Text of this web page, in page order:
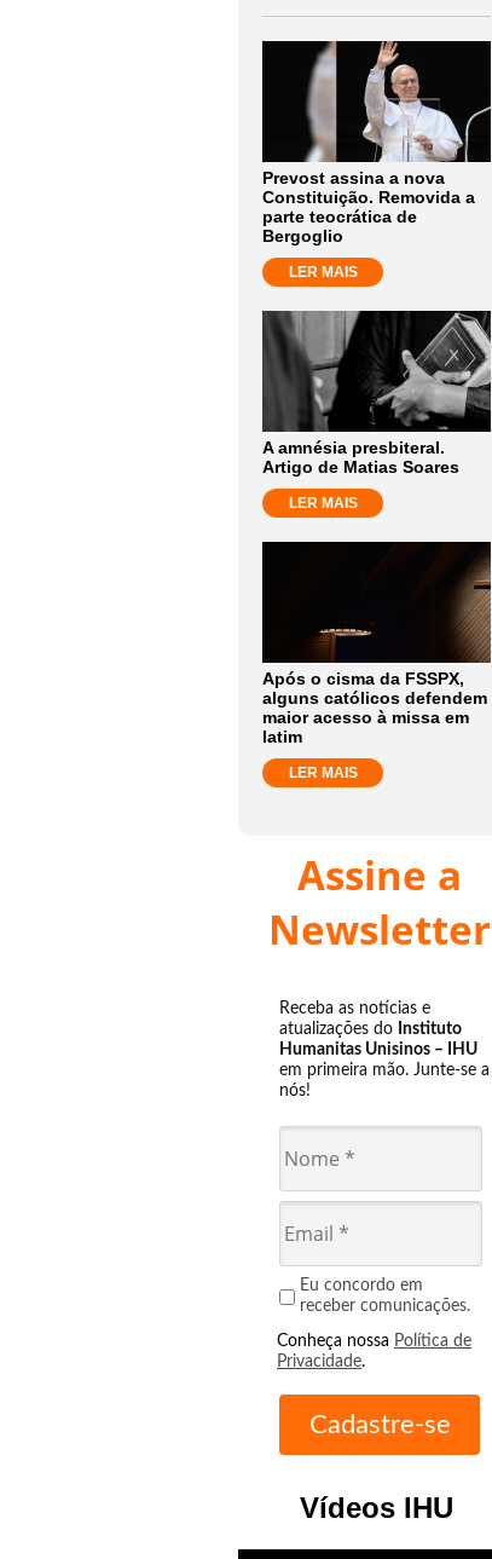
Prevost assina a nova
Constituição. Removida a
parte teocrática de
Bergoglio
LER MAIS
A amnésia presbiteral.
Artigo de Matias Soares
LER MAIS
Após o cisma da FSSPX,
alguns católicos defendem
maior acesso à missa em
latim
LER MAIS
Assine a
Newsletter
Receba as notícias e
atualizações do Instituto
Humanitas Unisinos – IHU
em primeira mão. Junte-se a
nós!
Eu concordo em
receber comunicações.
Conheça nossa Política de
Privacidade.
Vídeos IHU